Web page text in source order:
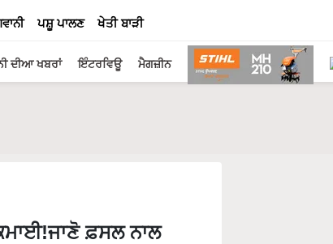
ਪਸ਼ੂ ਪਾਲਣ ਖੇਤੀ ਬਾੜੀ
ਦੀਆ ਖਬਰਾਂ ਇੰਟਰਵਿਊ ਮੈਗਜ਼ੀਨ
ਫ਼ਸਲ ਨਾਲ